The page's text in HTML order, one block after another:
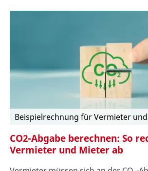
Beispielrechnung für Vermieter
CO2-Abgabe berechnen: So
Vermieter und Mieter ab